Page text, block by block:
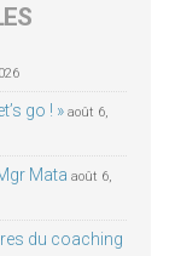
go ! » août 6,
Mata août 6,
du coaching